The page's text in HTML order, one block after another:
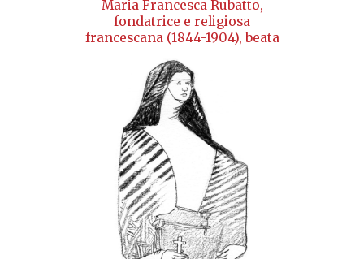
Maria Francesca Rubatto,
fondatrice e religiosa
francescana (1844-1904), beata